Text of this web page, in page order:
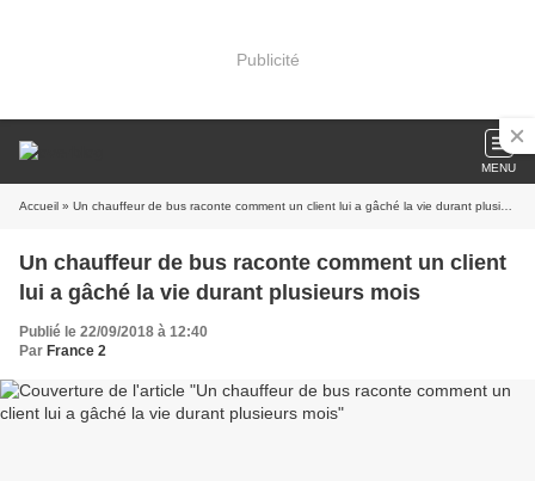
Publicité
MENU
Accueil » Un chauffeur de bus raconte comment un client lui a gâché la vie durant plusieurs mois
Un chauffeur de bus raconte comment un client
lui a gâché la vie durant plusieurs mois
Publié le 22/09/2018 à 12:40
Par France 2